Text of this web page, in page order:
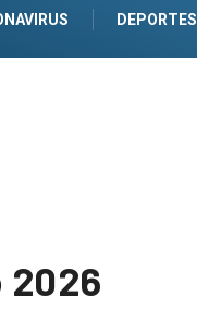
DEPORTES
2026